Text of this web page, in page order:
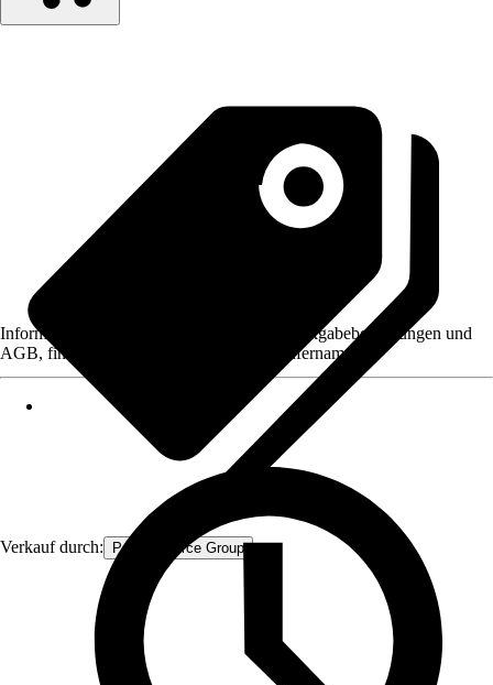
Verkauf durch: Procommerce Group
Informationen des Verkäufers, wie z. B. Rückgabebedingungen und
AGB, finden Sie bei Klick auf den Verkäufernamen.